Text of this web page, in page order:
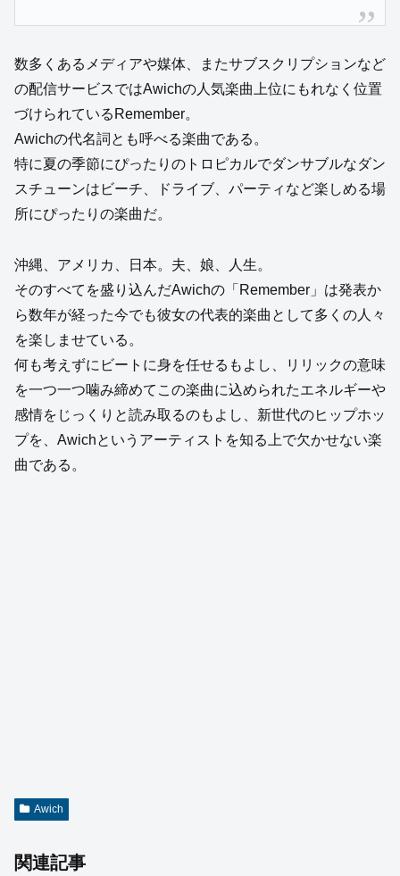
数多くあるメディアや媒体、またサブスクリプションなど
の配信サービスではAwichの人気楽曲上位にもれなく位置
づけられているRemember。
Awichの代名詞とも呼べる楽曲である。
特に夏の季節にぴったりのトロピカルでダンサブルなダン
スチューンはビーチ、ドライブ、パーティなど楽しめる場
所にぴったりの楽曲だ。
沖縄、アメリカ、日本。夫、娘、人生。
そのすべてを盛り込んだAwichの「Remember」は発表か
ら数年が経った今でも彼女の代表的楽曲として多くの人々
を楽しませている。
何も考えずにビートに身を任せるもよし、リリックの意味
を一つ一つ噛み締めてこの楽曲に込められたエネルギーや
感情をじっくりと読み取るのもよし、新世代のヒップホッ
プを、Awichというアーティストを知る上で欠かせない楽
曲である。
Awich
関連記事